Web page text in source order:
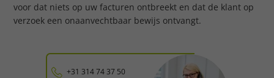
+31 314 74 37 50
voor dat niets op uw facturen ontbreekt en dat de klant op
verzoek een onaanvechtbaar bewijs ontvangt.